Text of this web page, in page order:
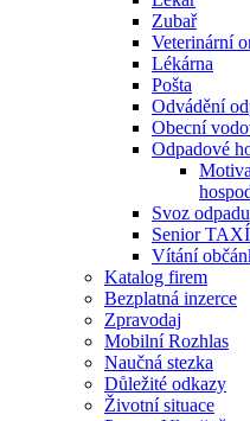
Zubař
Veterinární
Lékárna
Pošta
Odvádění
Obecní
Odpadové
Svoz odpadu
Senior
Vítání
Katalog firem
Bezplatná inzerce
Zpravodaj
Mobilní Rozhlas
Naučná stezka
Důležité odkazy
Životní situace